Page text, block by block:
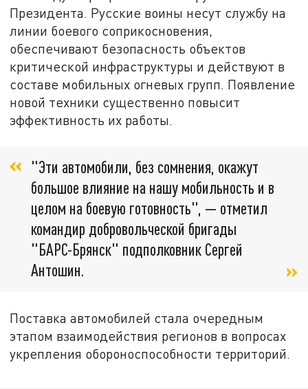
Президента. Русские воины несут службу на
линии боевого соприкосновения,
обеспечивают безопасность объектов
критической инфраструктуры и действуют в
составе мобильных огневых групп. Появление
новой техники существенно повысит
эффективность их работы.
"Эти автомобили, без сомнения, окажут
большое влияние на нашу мобильность и в
целом на боевую готовность", — отметил
командир добровольческой бригады
"БАРС-Брянск" подполковник Сергей
Антошин.
Поставка автомобилей стала очередным
этапом взаимодействия регионов в вопросах
укрепления обороноспособности территорий.